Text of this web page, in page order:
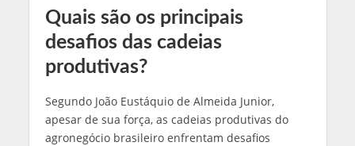
Quais são os principais
desafios das cadeias
produtivas?
Segundo João Eustáquio de Almeida Junior,
apesar de sua força, as cadeias produtivas do
agronegócio brasileiro enfrentam desafios